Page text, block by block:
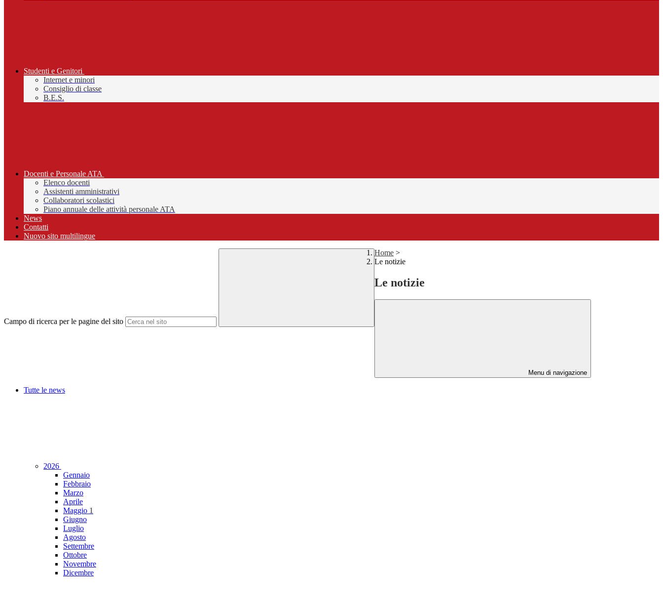
Studenti e Genitori
Internet e minori
Consiglio di classe
B.E.S.
Docenti e Personale ATA
Elenco docenti
Assistenti amministrativi
Collaboratori scolastici
Piano annuale delle attività personale ATA
News
Contatti
Nuovo sito multilingue
Campo di ricerca per le pagine del sito
Home >
Le notizie
Le notizie
Menu di navigazione
Tutte le news
2026
Gennaio
Febbraio
Marzo
Aprile
Maggio 1
Giugno
Luglio
Agosto
Settembre
Ottobre
Novembre
Dicembre